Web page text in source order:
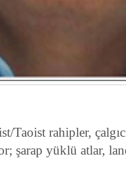
Taoist rahipler,
şarap yüklü atlar,